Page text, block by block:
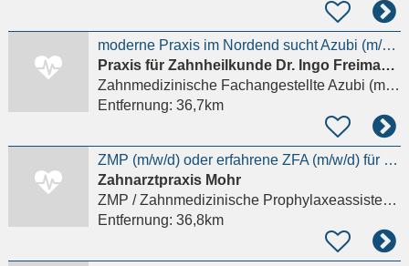
moderne Praxis im Nordend sucht Azubi (m/w/d)
Praxis für Zahnheilkunde Dr. Ingo Freimann und Dr. Marion Lund
Zahnmedizinische Fachangestellte Azubi (m/w/d)
Entfernung: 36,7km
ZMP (m/w/d) oder erfahrene ZFA (m/w/d) für unsere Prophylaxe
Zahnarztpraxis Mohr
ZMP / Zahnmedizinische Prophylaxeassistenz (m/w/d)
Entfernung: 36,8km